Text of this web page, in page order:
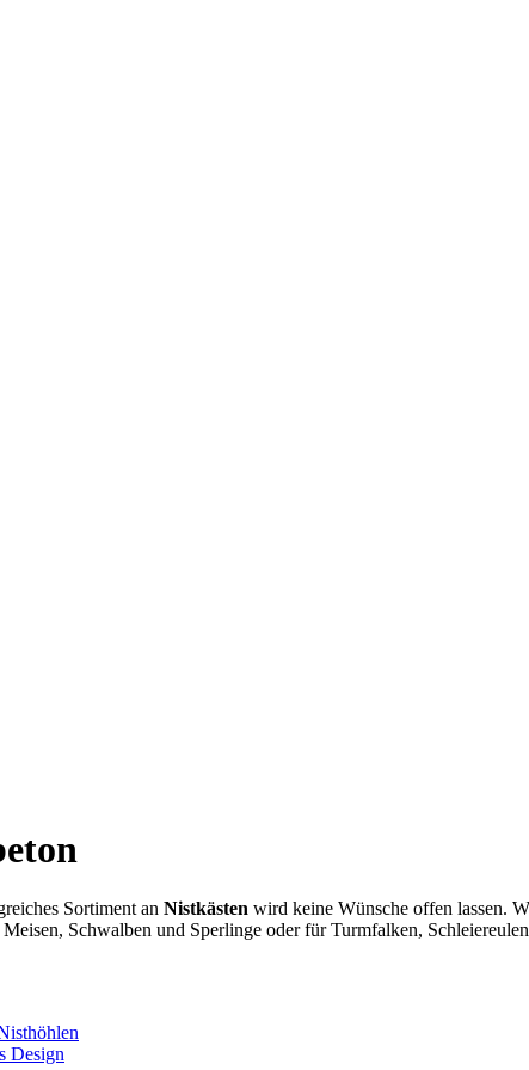
Sortiment an Nistkästen wird keine Wünsche offen lassen.
Schwalben und Sperlinge oder für Turmfalken,
Design